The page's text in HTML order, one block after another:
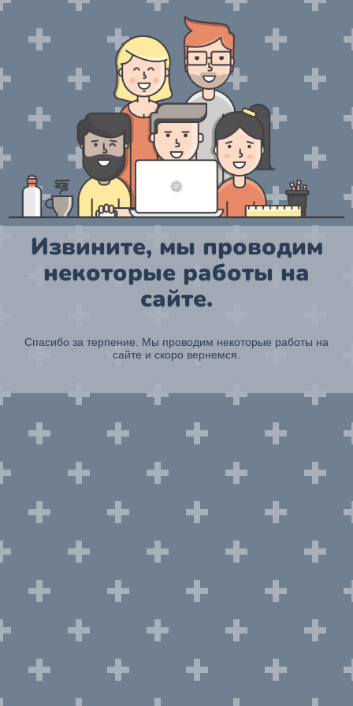
Извините, мы проводим
некоторые работы на
сайте.
Спасибо за терпение. Мы проводим некоторые работы на
сайте и скоро вернемся.